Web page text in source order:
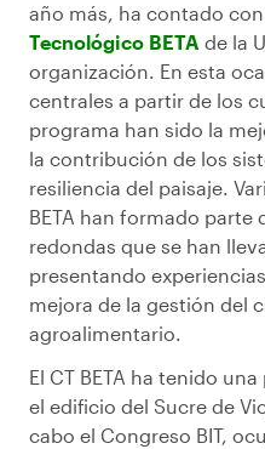
año más, ha contado
Tecnológico BETA de la
organización. En esta
centrales a partir de los
programa han sido la
la contribución de los
resiliencia del paisaje.
BETA han formado parte
redondas que se han
presentando
mejora de la gestión del
agroalimentario.
El CT BETA ha tenido
el edificio del Sucre de
cabo el Congreso BIT,